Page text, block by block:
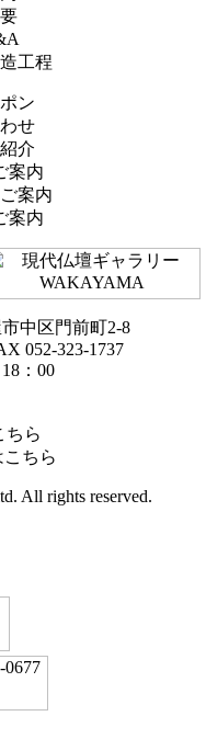
工程
ン
せ
介
案内
案内
案内
中区門前町2-8
323-1737
：00
All rights reserved.